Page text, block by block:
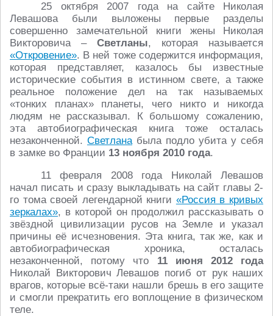
25 октября 2007 года на сайте Николая
Левашова были выложены первые разделы
совершенно замечательной книги жены Николая
Викторовича – Светланы, которая называется
«Откровение». В ней тоже содержится информация,
которая представляет, казалось бы известные
исторические события в истинном свете, а также
реальное положение дел на так называемых
«тонких планах» планеты, чего никто и никогда
людям не рассказывал. К большому сожалению,
эта автобиографическая книга тоже осталась
незаконченной. Светланабыла подло убита у себя
в замке во Франции 13 ноября 2010 года.
11 февраля 2008 года Николай Левашов
начал писать и сразу выкладывать на сайт главы 2-
го тома своей легендарной книги «Россия в кривых
зеркалах», в которой он продолжил рассказывать о
звёздной цивилизации русов на Земле и указал
причины её исчезновения. Эта книга, так же, как и
автобиографическая хроника, осталась
незаконченной, потому что 11 июня 2012 года
Николай Викторович Левашов погиб от рук наших
врагов, которые всё-таки нашли брешь в его защите
и смогли прекратить его воплощение в физическом
теле.